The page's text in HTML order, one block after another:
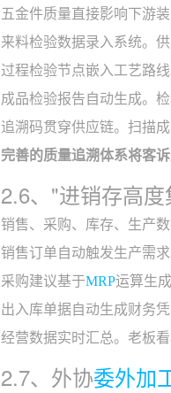
五金件质量直接影响下游
来料检验数据录入系统。
过程检验节点嵌入工艺路
成品检验报告自动生成。
追溯码贯穿供应链。扫描
完善的质量追溯体系将客
2.6、"进销存高
销售、采购、库存、生产
销售订单自动触发生产需
采购建议基于MRP运算生
出入库单据自动生成财务
经营数据实时汇总。老板
2.7、外协委外加